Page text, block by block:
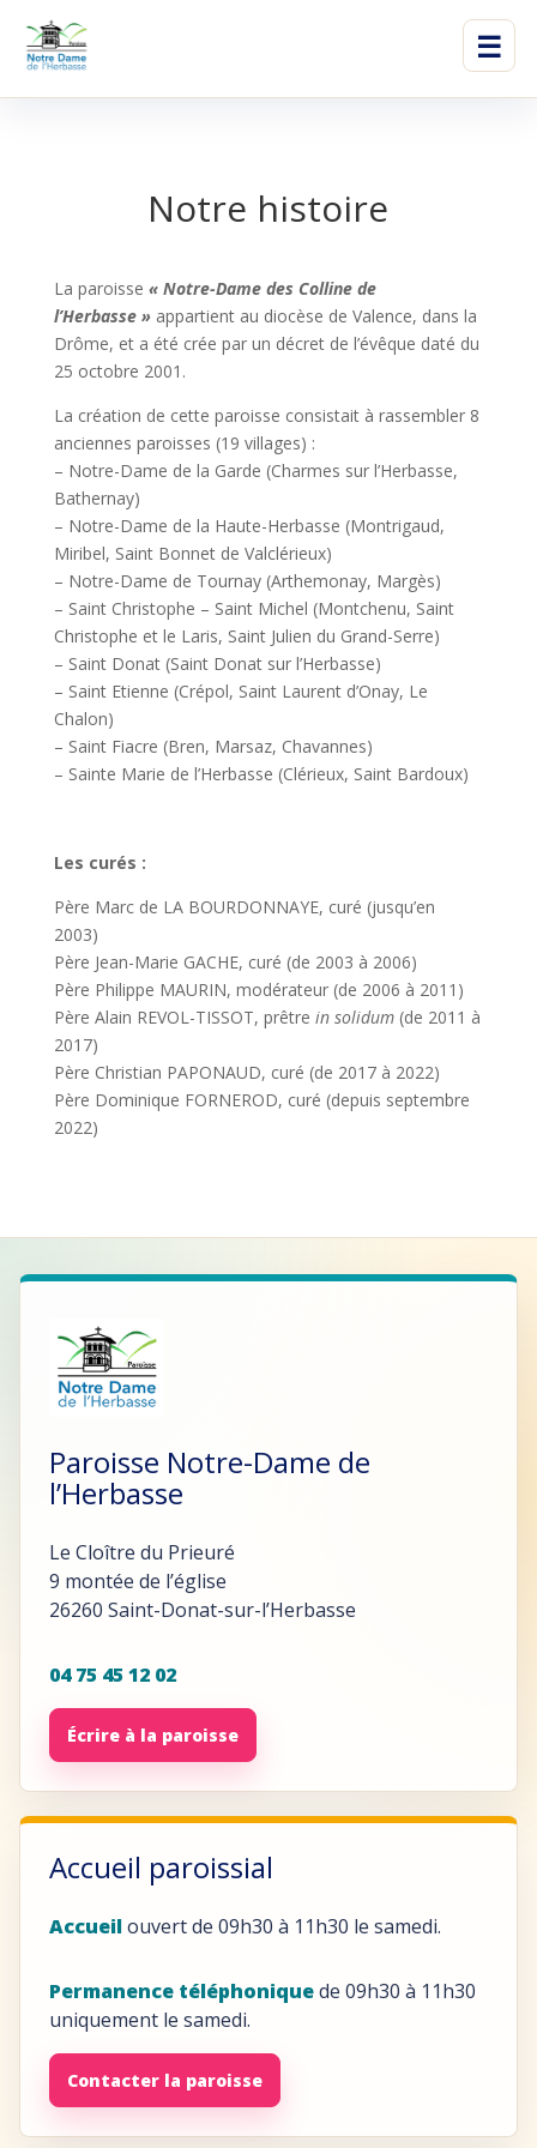
☰
Notre histoire
La paroisse « Notre-Dame des Colline de
l’Herbasse » appartient au diocèse de Valence, dans la
Drôme, et a été crée par un décret de l’évêque daté du
25 octobre 2001.
La création de cette paroisse consistait à rassembler 8
anciennes paroisses (19 villages) :
– Notre-Dame de la Garde (Charmes sur l’Herbasse,
Bathernay)
– Notre-Dame de la Haute-Herbasse (Montrigaud,
Miribel, Saint Bonnet de Valclérieux)
– Notre-Dame de Tournay (Arthemonay, Margès)
– Saint Christophe – Saint Michel (Montchenu, Saint
Christophe et le Laris, Saint Julien du Grand-Serre)
– Saint Donat (Saint Donat sur l’Herbasse)
– Saint Etienne (Crépol, Saint Laurent d’Onay, Le
Chalon)
– Saint Fiacre (Bren, Marsaz, Chavannes)
– Sainte Marie de l’Herbasse (Clérieux, Saint Bardoux)
Les curés :
Père Marc de LA BOURDONNAYE, curé (jusqu’en
2003)
Père Jean-Marie GACHE, curé (de 2003 à 2006)
Père Philippe MAURIN, modérateur (de 2006 à 2011)
Père Alain REVOL-TISSOT, prêtre in solidum(de 2011 à
2017)
Père Christian PAPONAUD, curé (de 2017 à 2022)
Père Dominique FORNEROD, curé (depuis septembre
2022)
Paroisse Notre-Dame de
l’Herbasse
Le Cloître du Prieuré
9 montée de l’église
26260 Saint-Donat-sur-l’Herbasse
04 75 45 12 02
Écrire à la paroisse
Accueil paroissial
Accueilouvert de 09h30 à 11h30 le samedi.
Permanence téléphoniquede 09h30 à 11h30
uniquement le samedi.
Contacter la paroisse